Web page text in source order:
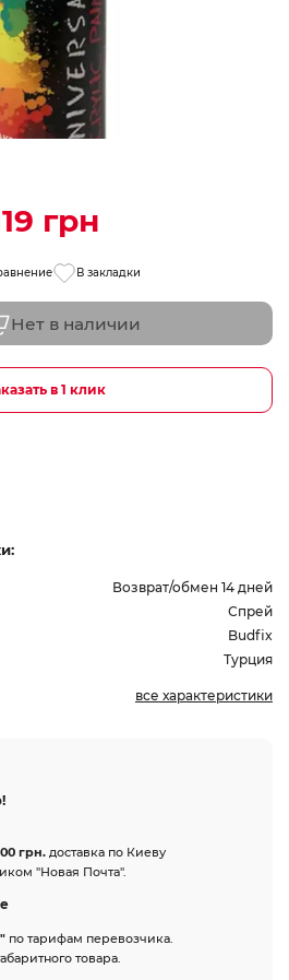
грн
В закладки
Нет в наличии
в 1 клик
Возврат/обмен 14 дней
Спрей
Budfix
Турция
все характеристики
грн. доставка по Киеву
"Новая Почта".
по тарифам перевозчика.
товара.